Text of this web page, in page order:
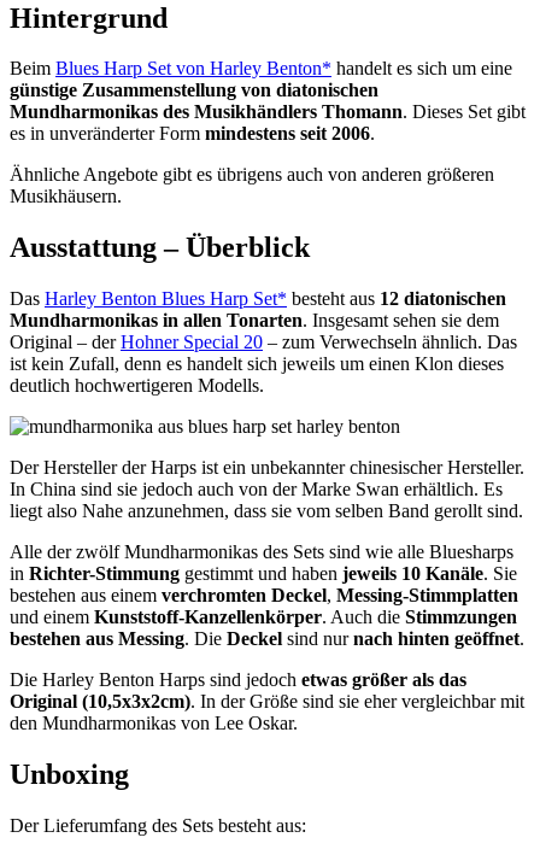
Hintergrund
Beim Blues Harp Set von Harley Benton* handelt es sich um eine
günstige Zusammenstellung von diatonischen
Mundharmonikas des Musikhändlers Thomann. Dieses Set gibt
es in unveränderter Form mindestens seit 2006.
Ähnliche Angebote gibt es übrigens auch von anderen größeren
Musikhäusern.
Ausstattung – Überblick
Das Harley Benton Blues Harp Set* besteht aus 12 diatonischen
Mundharmonikas in allen Tonarten. Insgesamt sehen sie dem
Original – derHohner Special 20 – zum Verwechseln ähnlich. Das
ist kein Zufall, denn es handelt sich jeweils um einen Klon dieses
deutlich hochwertigeren Modells.
Der Hersteller der Harps ist ein unbekannter chinesischer Hersteller.
In China sind sie jedoch auch von der Marke Swan erhältlich. Es
liegt also Nahe anzunehmen, dass sie vom selben Band gerollt sind.
Alle der zwölf Mundharmonikas des Sets sind wie alle Bluesharps
in Richter-Stimmung gestimmt und haben jeweils 10 Kanäle. Sie
bestehen aus einem verchromten Deckel, Messing-Stimmplatten
und einem Kunststoff-Kanzellenkörper. Auch die Stimmzungen
bestehen aus Messing. Die Deckel sind nurnach hinten geöffnet.
Die Harley Benton Harps sind jedoch etwas größer als das
Original (10,5x3x2cm). In der Größe sind sie eher vergleichbar mit
den Mundharmonikas von Lee Oskar.
Unboxing
Der Lieferumfang des Sets besteht aus: